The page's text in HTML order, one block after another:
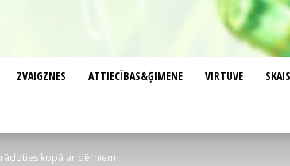
ZVAIGZNES ATTIECĪBAS&ĢIMENE VIRTUVE
kopā ar bērniem